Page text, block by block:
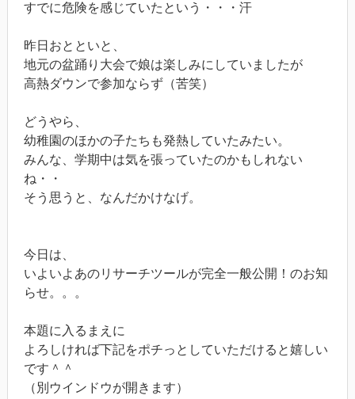
すでに危険を感じていたという・・・汗
昨日おとといと、
地元の盆踊り大会で娘は楽しみにしていましたが
高熱ダウンで参加ならず（苦笑）
どうやら、
幼稚園のほかの子たちも発熱していたみたい。
みんな、学期中は気を張っていたのかもしれない
ね・・
そう思うと、なんだかけなげ。
今日は、
いよいよあのリサーチツールが完全一般公開！のお知
らせ。。。
本題に入るまえに
よろしければ下記をポチっとしていただけると嬉しい
です＾＾
（別ウインドウが開きます）